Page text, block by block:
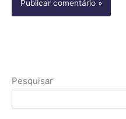
Pesquisar